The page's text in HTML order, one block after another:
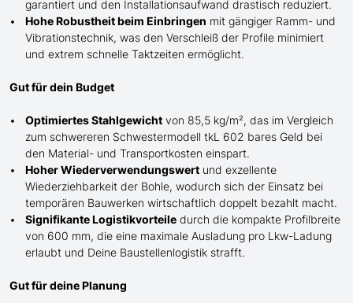
garantiert und den Installationsaufwand drastisch reduziert.
Hohe Robustheit beim Einbringen mit gängiger Ramm- und
Vibrationstechnik, was den Verschleiß der Profile minimiert
und extrem schnelle Taktzeiten ermöglicht.
Gut für dein Budget
Optimiertes Stahlgewicht von 85,5 kg/m², das im Vergleich
zum schwereren Schwestermodell tkL 602 bares Geld bei
den Material- und Transportkosten einspart.
Hoher Wiederverwendungswert und exzellente
Wiederziehbarkeit der Bohle, wodurch sich der Einsatz bei
temporären Bauwerken wirtschaftlich doppelt bezahlt macht.
Signifikante Logistikvorteile durch die kompakte Profilbreite
von 600 mm, die eine maximale Ausladung pro Lkw-Ladung
erlaubt und Deine Baustellenlogistik strafft.
Gut für deine Planung